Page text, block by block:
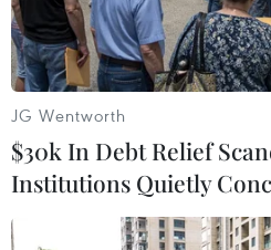
đạt.
JG Wentworth
$30k In Debt Relief
Institutions Quietly